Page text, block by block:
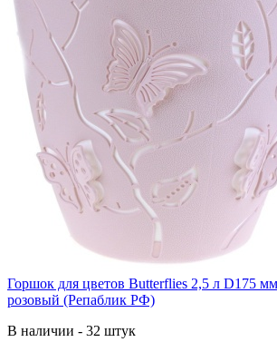
Горшок для цветов Butterflies 2,5 л D175
розовый (Репаблик РФ)
В наличии - 32 штук